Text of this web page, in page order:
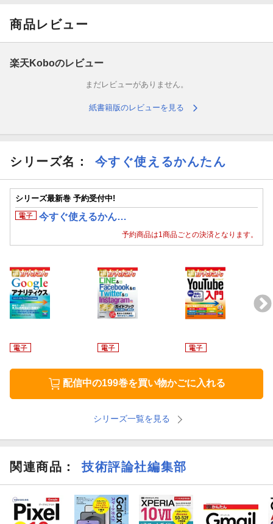
★★★★★★★★★★★★★★★★★★★★★★★★★★
「PowerPointが使えないと仕事にならない」
「明日プレゼンしないといけないのにわからない機能がある」
「自分の作ったプレゼン資料がどう見てもかっこ悪い」
・スライドの基本的な作成方法
・デザインの変更方法
・表やグラフの挿入方法
・アニメーションの設定方法
といった「仕事で必要なPowerPointの基本」が、これ1冊でしっか
り身につきます。
本書には、次のような特徴があります。
・オールカラーだから、見やすくてわかりやすいです
・操作を省かないので、つまずくことなく学習できます
・学習中の疑問や困ったも、しっかりフォローしています
・役立つ応用テクニックも紹介しています
だけ読んでみてください。PowerPointの知りたいことが、これ1冊
で身につきます。
（こんな方におすすめ）
商品レビュー
楽天Koboのレビュー
まだレビューがありません。
紙書籍版のレビューを見る
シリーズ名： 今すぐ使えるかんたん
シリーズ最新巻 予約受付中!
今すぐ使えるかん…
予約商品は1商品ごとの決済となります。
配信中の199巻を買い物かごに入れる
シリーズ一覧を見る
関連商品 ： 技術評論社編集部